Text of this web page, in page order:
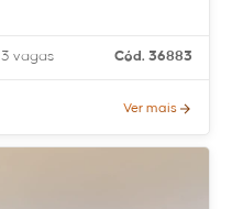
3 vagas Cód. 36883
Ver mais